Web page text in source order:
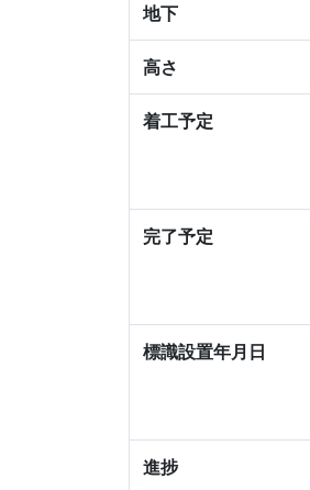
地下
高さ
着工予定
完了予定
標識設置年月日
進捗